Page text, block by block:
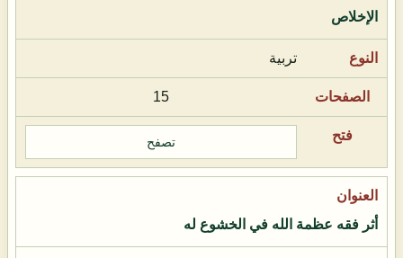
الإخلاص
تربية
15
تصفح
أثر فقه عظمة الله في الخشوع له